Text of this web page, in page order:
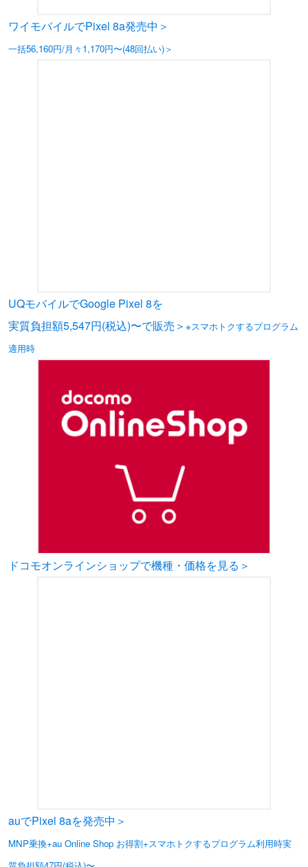
ワイモバイルでPixel 8a発売中＞
一括56,160円/月々1,170円〜(48回払い)＞
UQモバイルでGoogle Pixel 8を
実質負担額5,547円(税込)〜で販売＞ ※スマホトクするプログラム
適用時
ドコモオンラインショップで機種・価格を見る＞
auでPixel 8aを発売中＞
MNP乗換+au Online Shop お得割+スマホトクするプログラム利用時実